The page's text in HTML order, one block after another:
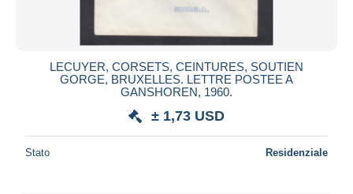
LECUYER, CORSETS, CEINTURES, SOUTIEN
GORGE, BRUXELLES. LETTRE POSTEE A
GANSHOREN, 1960.
± 1,73 USD
Stato Residenziale